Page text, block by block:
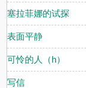
塞拉菲娜的试探
表面平静
可怜的人（h）
写信